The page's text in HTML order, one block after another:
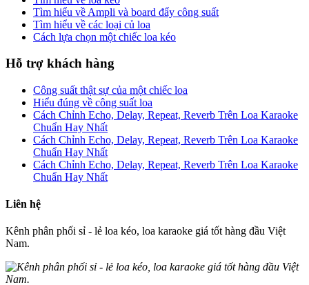
Tìm hiểu về Ampli và board đẩy công suất
Tìm hiểu về các loại củ loa
Cách lựa chọn một chiếc loa kéo
Hỗ trợ khách hàng
Công suất thật sự của một chiếc loa
Hiểu đúng về công suất loa
Cách Chỉnh Echo, Delay, Repeat, Reverb Trên Loa Karaoke
Chuẩn Hay Nhất
Cách Chỉnh Echo, Delay, Repeat, Reverb Trên Loa Karaoke
Chuẩn Hay Nhất
Cách Chỉnh Echo, Delay, Repeat, Reverb Trên Loa Karaoke
Chuẩn Hay Nhất
Liên hệ
Kênh phân phối sỉ - lẻ loa kéo, loa karaoke giá tốt hàng đầu Việt
Nam.